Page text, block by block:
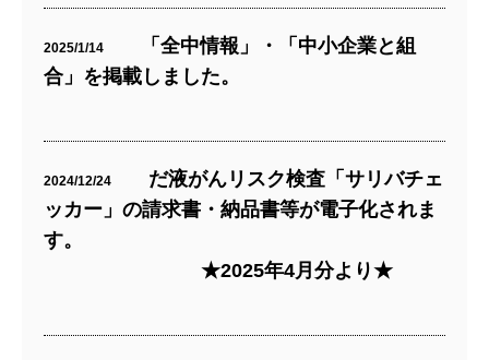
2025/1/14
「全中情報」・「中小企業と組
合」を掲載しました。
2024/12/24
だ液がんリスク検査「サリバチェ
ッカー」の請求書・納品書等が電子化されま
す。
★2025年4月分より★